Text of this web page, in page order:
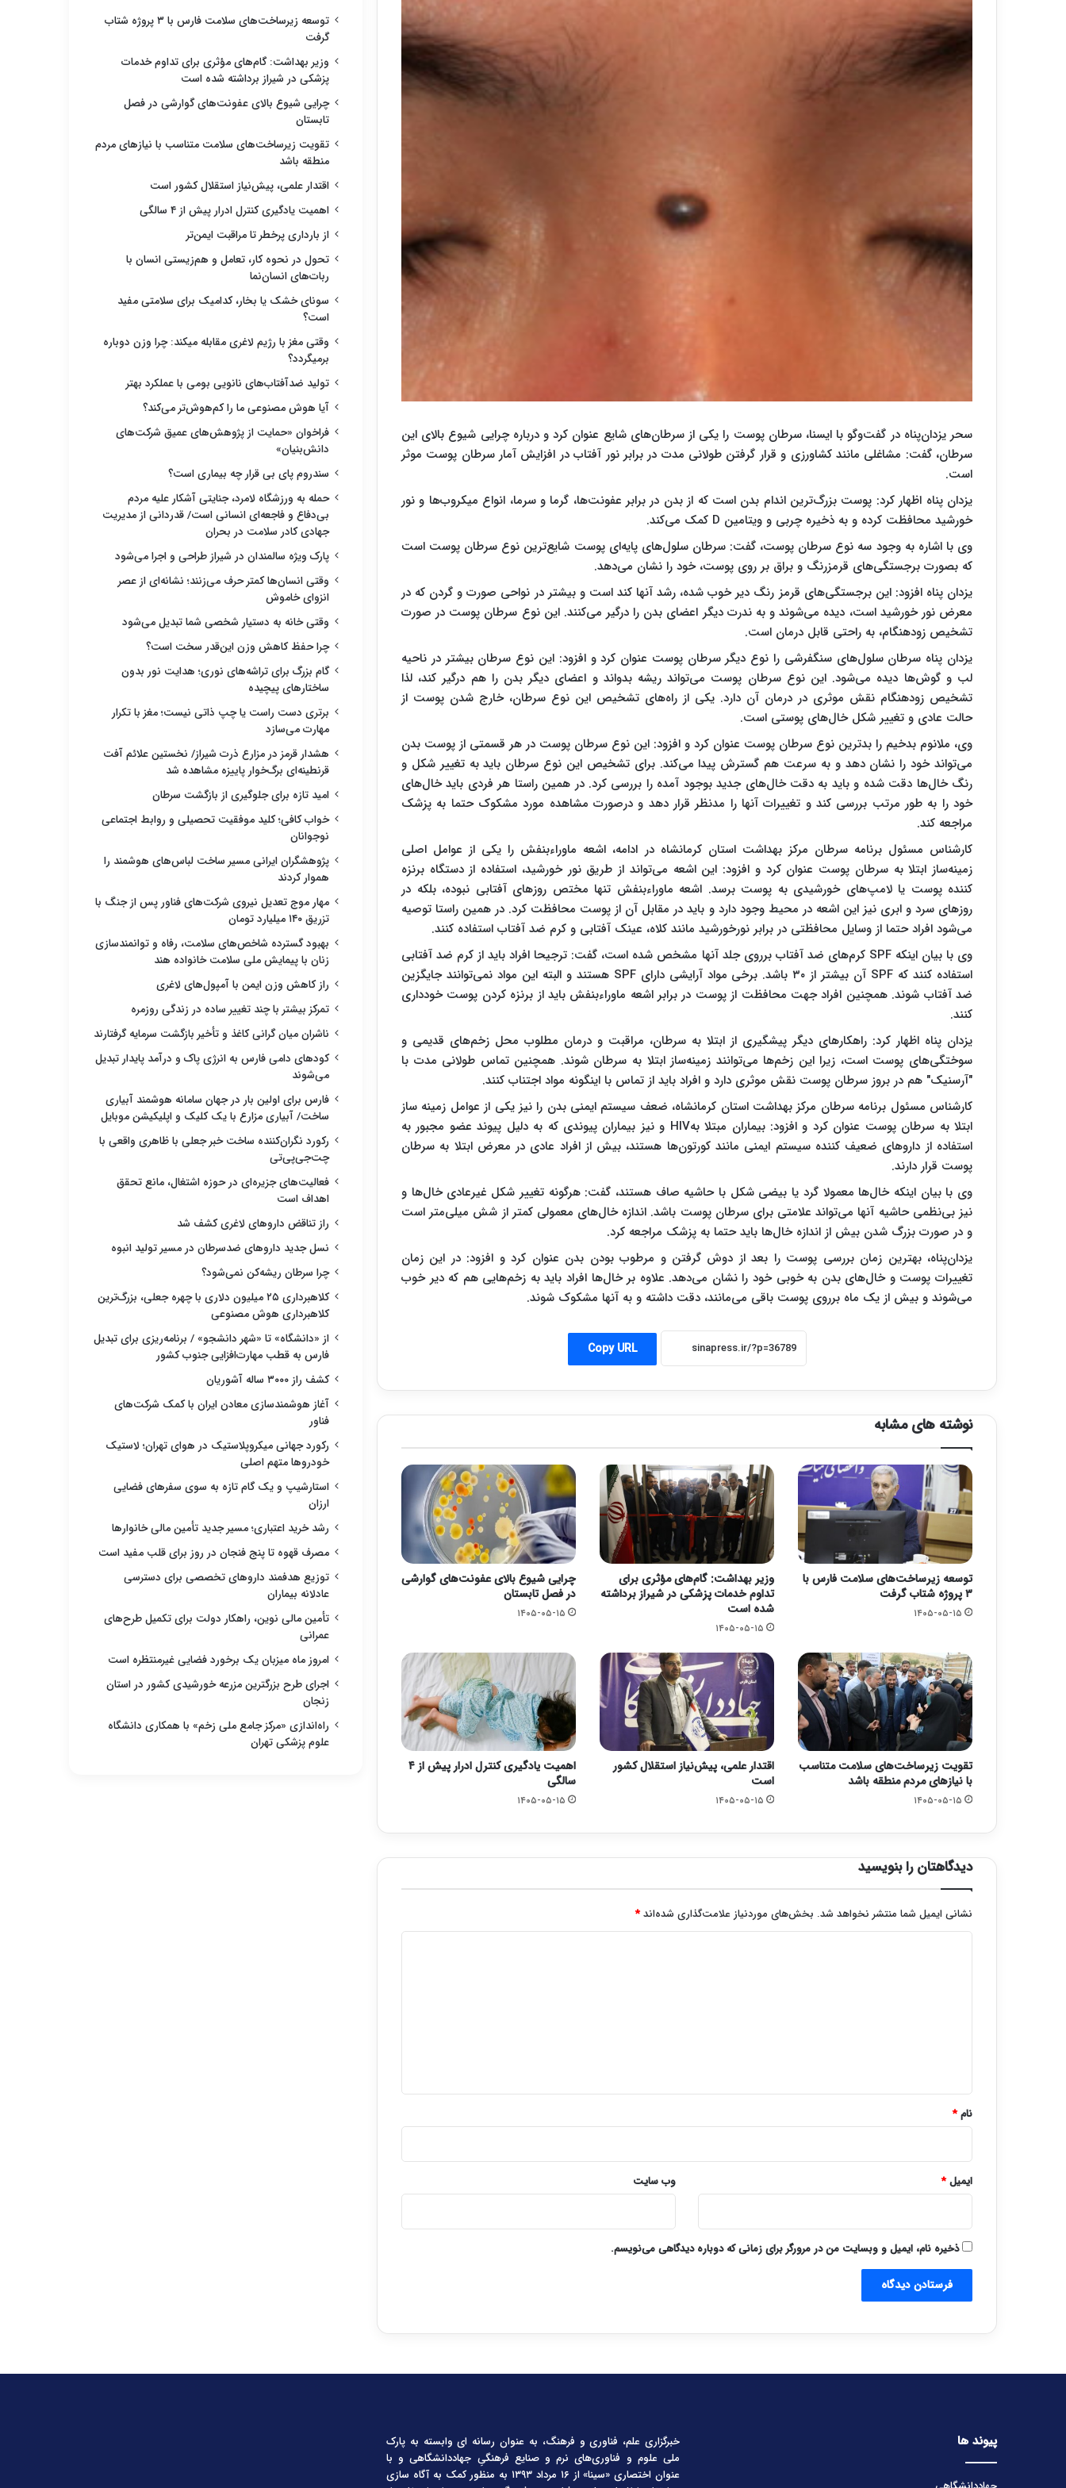
سحر یزدان‌پناه در گفت‌وگو با ایسنا، سرطان پوست را یکی از سرطان‌های شایع عنوان کرد و درباره چرایی شیوع بالای این
سرطان، گفت: مشاغلی مانند کشاورزی و قرار گرفتن طولانی مدت در برابر نور آفتاب در افزایش آمار سرطان پوست موثر
است.
یزدان پناه اظهار کرد: پوست بزرگ‌ترین اندام بدن است که از بدن در برابر عفونت‌ها، گرما و سرما، انواع میکروب‌ها و نور
خورشید محافظت کرده و به ذخیره چربی و ویتامین D کمک می‌کند.
وی با اشاره به وجود سه نوع سرطان پوست، گفت: سرطان سلول‌های پایه‌ای پوست شایع‌ترین نوع سرطان پوست است
که بصورت برجستگی‌های قرمزرنگ و براق بر روی پوست، خود را نشان می‌دهد.
یزدان پناه افزود: این برجستگی‌های قرمز رنگ دیر خوب شده، رشد آنها کند است و بیشتر در نواحی صورت و گردن که در
معرض نور خورشید است، دیده می‌شوند و به ندرت دیگر اعضای بدن را درگیر می‌کنند. این نوع سرطان پوست در صورت
تشخیص زودهنگام، به راحتی قابل درمان است.
یزدان پناه سرطان سلول‌های سنگفرشی را نوع دیگر سرطان پوست عنوان کرد و افزود: این نوع سرطان بیشتر در ناحیه
لب و گوش‌ها دیده می‌شود. این نوع سرطان پوست می‌تواند ریشه بدواند و اعضای دیگر بدن را هم درگیر کند، لذا
تشخیص زودهنگام نقش موثری در درمان آن دارد. یکی از راه‌های تشخیص این نوع سرطان، خارج شدن پوست از
حالت عادی و تغییر شکل خال‌های پوستی است.
وی، ملانوم بدخیم را بدترین نوع سرطان پوست عنوان کرد و افزود: این نوع سرطان پوست در هر قسمتی از پوست بدن
می‌تواند خود را نشان دهد و به سرعت هم گسترش پیدا می‌کند. برای تشخیص این نوع سرطان باید به تغییر شکل و
رنگ خال‌ها دقت شده و باید به دقت خال‌های جدید بوجود آمده را بررسی کرد. در همین راستا هر فردی باید خال‌های
خود را به طور مرتب بررسی کند و تغییرات آنها را مدنظر قرار دهد و درصورت مشاهده مورد مشکوک حتما به پزشک
مراجعه کند.
کارشناس مسئول برنامه سرطان مرکز بهداشت استان کرمانشاه در ادامه، اشعه ماوراءبنفش را یکی از عوامل اصلی
زمینه‌ساز ابتلا به سرطان پوست عنوان کرد و افزود: این اشعه می‌تواند از طریق نور خورشید، استفاده از دستگاه برنزه
کننده پوست یا لامپ‌های خورشیدی به پوست برسد. اشعه ماوراءبنفش تنها مختص روزهای آفتابی نبوده، بلکه در
روزهای سرد و ابری نیز این اشعه در محیط وجود دارد و باید در مقابل آن از پوست محافظت کرد. در همین راستا توصیه
می‌شود افراد حتما از وسایل محافظتی در برابر نورخورشید مانند کلاه، عینک آفتابی و کرم ضد آفتاب استفاده کنند.
وی با بیان اینکه SPF کرم‌های ضد آفتاب برروی جلد آنها مشخص شده است، گفت: ترجیحا افراد باید از کرم ضد آفتابی
استفاده کنند که SPF آن بیشتر از ۳۰ باشد. برخی مواد آرایشی دارای SPF هستند و البته این مواد نمی‌توانند جایگزین
ضد آفتاب شوند. همچنین افراد جهت محافظت از پوست در برابر اشعه ماوراءبنفش باید از برنزه کردن پوست خودداری
کنند.
یزدان پناه اظهار کرد: راهکارهای دیگر پیشگیری از ابتلا به سرطان، مراقبت و درمان مطلوب محل زخم‌های قدیمی و
سوختگی‌های پوست است، زیرا این زخم‌ها می‌توانند زمینه‌ساز ابتلا به سرطان شوند. همچنین تماس طولانی مدت با
"آرسنیک" هم در بروز سرطان پوست نقش موثری دارد و افراد باید از تماس با اینگونه مواد اجتناب کنند.
کارشناس مسئول برنامه سرطان مرکز بهداشت استان کرمانشاه، ضعف سیستم ایمنی بدن را نیز یکی از عوامل زمینه ساز
ابتلا به سرطان پوست عنوان کرد و افزود: بیماران مبتلا بهHIV و نیز بیماران پیوندی که به دلیل پیوند عضو مجبور به
استفاده از داروهای ضعیف کننده سیستم ایمنی مانند کورتون‌ها هستند، بیش از افراد عادی در معرض ابتلا به سرطان
پوست قرار دارند.
وی با بیان اینکه خال‌ها معمولا گرد یا بیضی شکل با حاشیه صاف هستند، گفت: هرگونه تغییر شکل غیرعادی خال‌ها و
نیز بی‌نظمی حاشیه آنها می‌تواند علامتی برای سرطان پوست باشد. اندازه خال‌های معمولی کمتر از شش میلی‌متر است
و در صورت بزرگ شدن بیش از اندازه خال‌ها باید حتما به پزشک مراجعه کرد.
یزدان‌پناه، بهترین زمان بررسی پوست را بعد از دوش گرفتن و مرطوب بودن بدن عنوان کرد و افزود: در این زمان
تغییرات پوست و خال‌های بدن به خوبی خود را نشان می‌دهد. علاوه بر خال‌ها افراد باید به زخم‌هایی هم که دیر خوب
می‌شوند و بیش از یک ماه برروی پوست باقی می‌مانند، دقت داشته و به آنها مشکوک شوند.
Copy URL
نوشته های مشابه
توسعه زیرساخت‌های سلامت فارس با
۳ پروژه شتاب گرفت
۱۴۰۵-۰۵-۱۵
وزیر بهداشت: گام‌های مؤثری برای
تداوم خدمات پزشکی در شیراز برداشته
شده است
۱۴۰۵-۰۵-۱۵
چرایی شیوع بالای عفونت‌های گوارشی
در فصل تابستان
۱۴۰۵-۰۵-۱۵
تقویت زیرساخت‌های سلامت متناسب
با نیازهای مردم منطقه باشد
۱۴۰۵-۰۵-۱۵
اقتدار علمی، پیش‌نیاز استقلال کشور
است
۱۴۰۵-۰۵-۱۵
اهمیت یادگیری کنترل ادرار پیش از ۴
سالگی
۱۴۰۵-۰۵-۱۵
دیدگاهتان را بنویسید
نشانی ایمیل شما منتشر نخواهد شد. بخش‌های موردنیاز علامت‌گذاری شده‌اند*
نام*
ایمیل* وب‌ سایت
ذخیره نام، ایمیل و وبسایت من در مرورگر برای زمانی که دوباره دیدگاهی می‌نویسم.
توسعه زیرساخت‌های سلامت فارس با ۳ پروژه شتاب
گرفت
وزیر بهداشت: گام‌های مؤثری برای تداوم خدمات
پزشکی در شیراز برداشته شده است
چرایی شیوع بالای عفونت‌های گوارشی در فصل
تابستان
تقویت زیرساخت‌های سلامت متناسب با نیازهای مردم
منطقه باشد
اقتدار علمی، پیش‌نیاز استقلال کشور است
اهمیت یادگیری کنترل ادرار پیش از ۴ سالگی
از بارداری پرخطر تا مراقبت ایمن‌تر
تحول در نحوه کار، تعامل و هم‌زیستی انسان با
ربات‌های انسان‌نما
سونای خشک یا بخار، کدامیک برای سلامتی مفید
است؟
وقتی مغز با رژیم لاغری مقابله میکند: چرا وزن دوباره
برمیگردد؟
تولید ضدآفتاب‌های نانویی بومی با عملکرد بهتر
آیا هوش مصنوعی ما را کم‌هوش‌تر می‌کند؟
فراخوان «حمایت از پژوهش‌های عمیق شرکت‌های
دانش‌بنیان»
سندروم پای بی قرار چه بیماری است؟
حمله به ورزشگاه لامرد، جنایتی آشکار علیه مردم
بی‌دفاع و فاجعه‌ای انسانی است/ قدردانی از مدیریت
جهادی کادر سلامت در بحران
پارک ویژه سالمندان در شیراز طراحی و اجرا می‌شود
وقتی انسان‌ها کمتر حرف می‌زنند؛ نشانه‌ای از عصر
انزوای خاموش
وقتی خانه به دستیار شخصی شما تبدیل می‌شود
چرا حفظ کاهش وزن این‌قدر سخت است؟
گام بزرگ برای تراشه‌های نوری؛ هدایت نور بدون
ساختارهای پیچیده
برتری دست راست یا چپ ذاتی نیست؛ مغز با تکرار
مهارت می‌سازد
هشدار قرمز در مزارع ذرت شیراز/ نخستین علائم آفت
قرنطینه‌ای برگ‌خوار پاییزه مشاهده شد
امید تازه برای جلوگیری از بازگشت سرطان
خواب کافی؛ کلید موفقیت تحصیلی و روابط اجتماعی
نوجوانان
پژوهشگران ایرانی مسیر ساخت لباس‌های هوشمند را
هموار کردند
مهار موج تعدیل نیروی شرکت‌های فناور پس از جنگ با
تزریق ۱۴۰ میلیارد تومان
بهبود گسترده شاخص‌های سلامت، رفاه و توانمندسازی
زنان با پیمایش ملی سلامت خانواده هند
راز کاهش وزن ایمن با آمپول‌های لاغری
تمرکز بیشتر با چند تغییر ساده در زندگی روزمره
ناشران میان گرانی کاغذ و تأخیر بازگشت سرمایه گرفتارند
کودهای دامی فارس به انرژی پاک و درآمد پایدار تبدیل
می‌شوند
فارس برای اولین بار در جهان سامانه هوشمند آبیاری
ساخت/ آبیاری مزارع با یک کلیک و اپلیکیشن موبایل
رکورد نگران‌کننده ساخت خبر جعلی با ظاهری واقعی با
چت‌جی‌پی‌تی
فعالیت‌های جزیره‌ای در حوزه اشتغال، مانع تحقق
اهداف است
راز تناقض داروهای لاغری کشف شد
نسل جدید داروهای ضدسرطان در مسیر تولید انبوه
چرا سرطان ریشه‌کن نمی‌شود؟
کلاهبرداری ۲۵ میلیون دلاری با چهره جعلی، بزرگ‌ترین
کلاهبرداری هوش مصنوعی
از «دانشگاه» تا «شهر دانشجو» / برنامه‌ریزی برای تبدیل
فارس به قطب مهارت‌افزایی جنوب کشور
کشف راز ۳۰۰۰ ساله آشوریان
آغاز هوشمندسازی معادن ایران با کمک شرکت‌های
فناور
رکورد جهانی میکروپلاستیک در هوای تهران؛ لاستیک
خودروها متهم اصلی
استارشیپ و یک گام تازه به سوی سفرهای فضایی
ارزان
رشد خرید اعتباری؛ مسیر جدید تأمین مالی خانوارها
مصرف قهوه تا پنج فنجان در روز برای قلب مفید است
توزیع هدفمند داروهای تخصصی برای دسترسی
عادلانه بیماران
تأمین مالی نوین، راهکار دولت برای تکمیل طرح‌های
عمرانی
امروز ماه میزبان یک برخورد فضایی غیرمنتظره است
اجرای طرح بزرگترین مزرعه خورشیدی کشور در استان
زنجان
راه‌اندازی «مرکز جامع ملی زخم» با همکاری دانشگاه
علوم پزشکی تهران
پیوند ها
خبرگزاری علم، فناوری و فرهنگ، به عنوان رسانه ای وابسته به پارک
ملی علوم و فناوری‌های نرم و صنایع فرهنگیِ جهاددانشگاهی و با
عنوان اختصاری «سینا» از ۱۶ مرداد ۱۳۹۳ به منظور کمک به آگاه سازی